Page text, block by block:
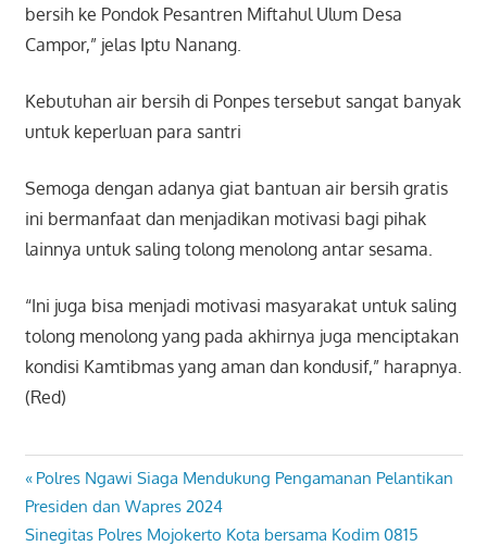
bersih ke Pondok Pesantren Miftahul Ulum Desa
Campor,” jelas Iptu Nanang.
Kebutuhan air bersih di Ponpes tersebut sangat banyak
untuk keperluan para santri
Semoga dengan adanya giat bantuan air bersih gratis
ini bermanfaat dan menjadikan motivasi bagi pihak
lainnya untuk saling tolong menolong antar sesama.
“Ini juga bisa menjadi motivasi masyarakat untuk saling
tolong menolong yang pada akhirnya juga menciptakan
kondisi Kamtibmas yang aman dan kondusif,” harapnya.
(Red)
Navigasi
pos
Previous
Post:
Polres Ngawi Siaga Mendukung Pengamanan Pelantikan
Presiden dan Wapres 2024
Next
Sinegitas Polres Mojokerto Kota bersama Kodim 0815